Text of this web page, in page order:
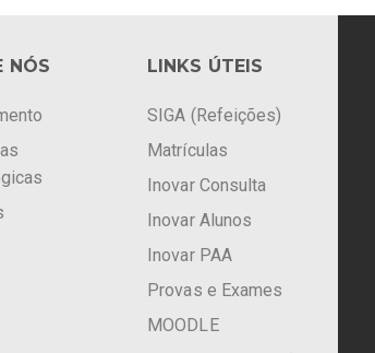
NÓS LINKS ÚTEIS
SIGA (Refeições)
Matrículas
Inovar Consulta
Inovar Alunos
Inovar PAA
Provas e Exames
MOODLE